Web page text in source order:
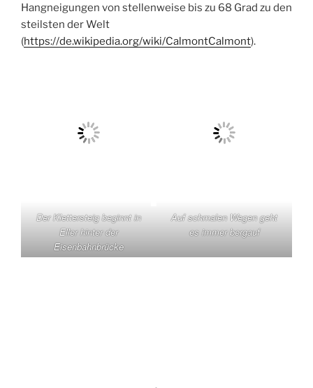
Hangneigungen von stellenweise bis zu 68 Grad zu den
steilsten der Welt
(https://de.wikipedia.org/wiki/CalmontCalmont).
Der Klettersteig beginnt in
Eller hinter der
Eisenbahnbrücke
Auf schmalen Wegen geht
es immer bergauf